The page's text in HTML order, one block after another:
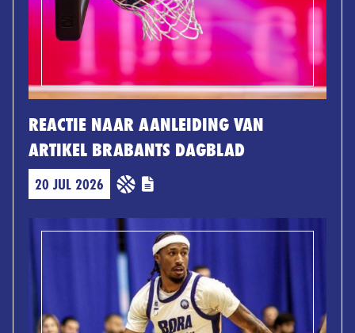
REACTIE NAAR AANLEIDING VAN
ARTIKEL BRABANTS DAGBLAD
20 JUL 2026